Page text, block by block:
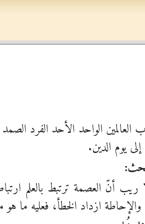
العالمين الواحد الأحد الفرد
يوم الدين.
أنّ العصمة ترتبط بالعلم
والإحاطة ازداد الخطأ، فعليه ما